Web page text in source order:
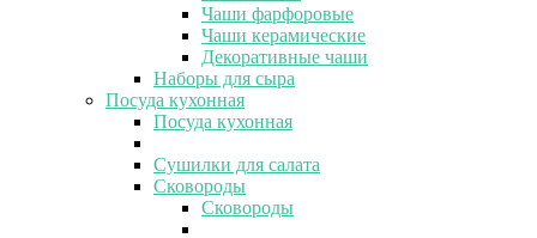
Чаши фарфоровые
Чаши керамические
Декоративные чаши
Наборы для сыра
Посуда кухонная
Посуда кухонная
Сушилки для салата
Сковороды
Сковороды